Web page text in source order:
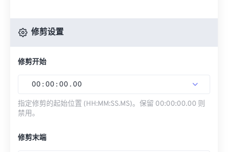
修剪设置
修剪开始
00 : 00 : 00 . 00
指定修剪的起始位置 (HH:MM:SS.MS)。保留 00:00:00.00 则
禁用。
修剪末端